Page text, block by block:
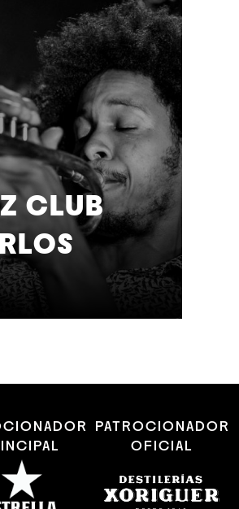
CLUB
PATROCIONADOR
OFICIAL